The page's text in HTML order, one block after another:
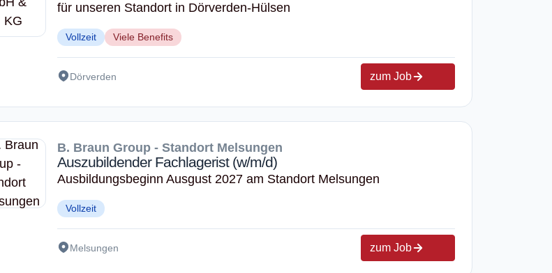
für unseren Standort in Dörverden-Hülsen
Vollzeit Viele Benefits
Dörverden zum Job
B. Braun Group - Standort Melsungen
Auszubildender Fachlagerist (w/m/d)
Ausbildungsbeginn Ausgust 2027 am Standort Melsungen
Vollzeit
Melsungen zum Job